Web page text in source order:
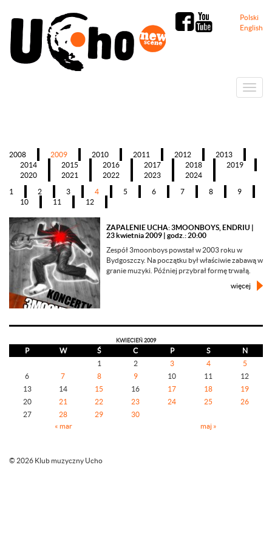
Polski
English
Menu
2008 2009 2010 2011 2012
2013
2014
2015 2016 2017 2018
2019
2020
2021 2022 2023 2024
1 2 3 4 5 6 7 8
9
10
11 12
ZAPALENIE UCHA: 3MOONBOYS, ENDRIU |
23 kwietnia 2009 | godz.: 20:00
Zespół 3moonboys powstał w 2003 roku w
Bydgoszczy. Na początku był właściwie zabawą w
granie muzyki. Później przybrał formę trwałą.
więcej
KWIECIEŃ 2009
P W Ś C P S N
« mar maj »
1 2 3 4
5
6
7 8 9 10 11
12
13
14 15 16 17 18
19
20
21 22 23 24 25
26
27
28 29 30
© 2026 Klub muzyczny Ucho